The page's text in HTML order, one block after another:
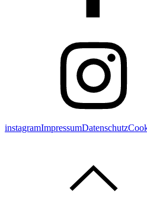
instagramImpressumDatenschutz